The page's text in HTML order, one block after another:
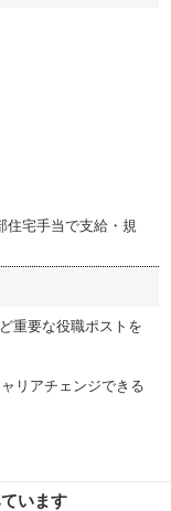
住宅手当で支給・規
重要な役職ポストを
リアチェンジできる
います